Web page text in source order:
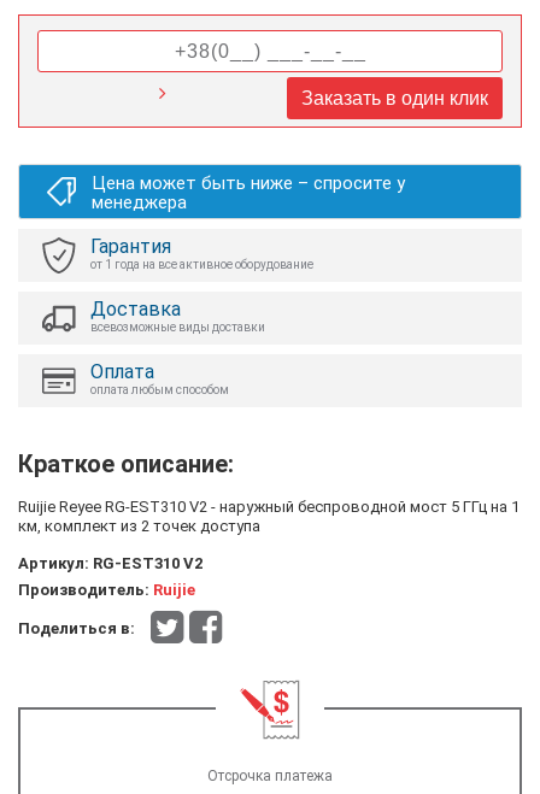
Заказать в один клик
Цена может быть ниже – спросите у
менеджера
Гарантия
от 1 года на все активное оборудование
Доставка
всевозможные виды доставки
Оплата
оплата любым способом
Краткое описание:
Ruijie Reyee RG-EST310 V2 - наружный беспроводной мост 5 ГГц на 1
км, комплект из 2 точек доступа
Артикул: RG-EST310 V2
Производитель: Ruijie
Поделиться в:
Отсрочка платежа